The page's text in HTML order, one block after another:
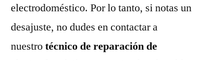
electrodoméstico. Por lo tanto, si notas un
desajuste, no dudes en contactar a
nuestrotécnico de reparación de